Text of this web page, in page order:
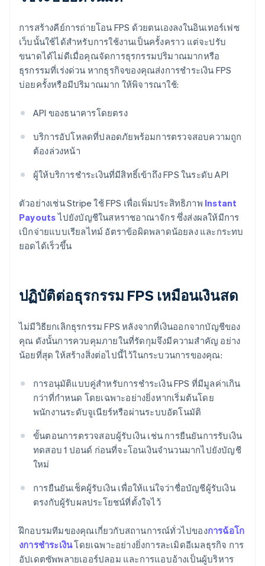
การสร้างคีย์การถ่ายโอน FPS ด้วยตนเองลงในอินเทอร์เฟซ
เว็บนั้นใช้ได้สําหรับการใช้งานเป็นครั้งคราว แต่จะปรับ
ขนาดได้ไม่ดีเมื่อคุณจัดการธุรกรรมปริมาณมากหรือ
ธุรกรรมที่เร่งด่วน หากธุรกิจของคุณส่งการชําระเงิน FPS
บ่อยครั้งหรือมีปริมาณมาก ให้พิจารณาใช้:
API ของธนาคารโดยตรง
บริการอัปโหลดที่ปลอดภัยพร้อมการตรวจสอบความถูก
ต้องล่วงหน้า
ผู้ให้บริการชําระเงินที่มีสิทธิ์เข้าถึง FPS ในระดับ API
ตัวอย่างเช่น Stripe ใช้ FPS เพื่อเพิ่มประสิทธิภาพ Instant
Payoutsไปยังบัญชีในสหราชอาณาจักร ซึ่งส่งผลให้มีการ
เบิกจ่ายแบบเรียลไทม์ อัตราข้อผิดพลาดน้อยลง และกระทบ
ยอดได้เร็วขึ้น
ปฏิบัติต่อธุรกรรม FPS เหมือนเงินสด
ไม่มีวิธียกเลิกธุรกรรม FPS หลังจากที่เงินออกจากบัญชีของ
คุณ ดังนั้นการควบคุมภายในที่รัดกุมจึงมีความสําคัญ อย่าง
น้อยที่สุด ให้สร้างสิ่งต่อไปนี้ไว้ในกระบวนการของคุณ:
การอนุมัติแบบคู่สำหรับการชำระเงิน FPS ที่มีมูลค่าเกิน
กว่าที่กำหนด โดยเฉพาะอย่างยิ่งหากเริ่มต้นโดย
พนักงานระดับจูเนียร์หรือผ่านระบบอัตโนมัติ
ขั้นตอนการตรวจสอบผู้รับเงิน เช่น การยืนยันการรับเงิน
ทดสอบ 1 ปอนด์ ก่อนที่จะโอนเงินจำนวนมากไปยังบัญชี
ใหม่
การยืนยันเช็คผู้รับเงิน เพื่อให้แน่ใจว่าชื่อบัญชีผู้รับเงิน
ตรงกับผู้รับผลประโยชน์ที่ตั้งใจไว้
ฝึกอบรมทีมของคุณเกี่ยวกับสถานการณ์ทั่วไปของการฉ้อโก
งการชําระเงินโดยเฉพาะอย่างยิ่งการละเมิดอีเมลธุรกิจ การ
อัปเดตซัพพลายเออร์ปลอม และการแอบอ้างเป็นผู้บริหาร